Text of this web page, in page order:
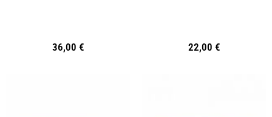
36,00 € 22,00 €